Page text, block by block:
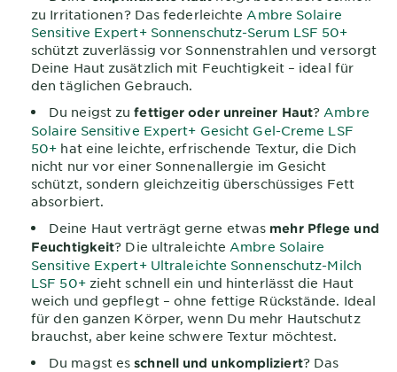
zu Irritationen? Das federleichte Ambre Solaire
Sensitive Expert+ Sonnenschutz-Serum LSF 50+
schützt zuverlässig vor Sonnenstrahlen und versorgt
Deine Haut zusätzlich mit Feuchtigkeit – ideal für
den täglichen Gebrauch.
Du neigst zufettiger oder unreiner Haut? Ambre
Solaire Sensitive Expert+ Gesicht Gel-Creme LSF
50+ hat eine leichte, erfrischende Textur, die Dich
nicht nur vor einer Sonnenallergie im Gesicht
schützt, sondern gleichzeitig überschüssiges Fett
absorbiert.
Deine Haut verträgt gerne etwas mehr Pflege und
Feuchtigkeit? Die ultraleichte Ambre Solaire
Sensitive Expert+ Ultraleichte Sonnenschutz-Milch
LSF 50+zieht schnell ein und hinterlässt die Haut
weich und gepflegt – ohne fettige Rückstände. Ideal
für den ganzen Körper, wenn Du mehr Hautschutz
brauchst, aber keine schwere Textur möchtest.
Du magst esschnell und unkompliziert? Das